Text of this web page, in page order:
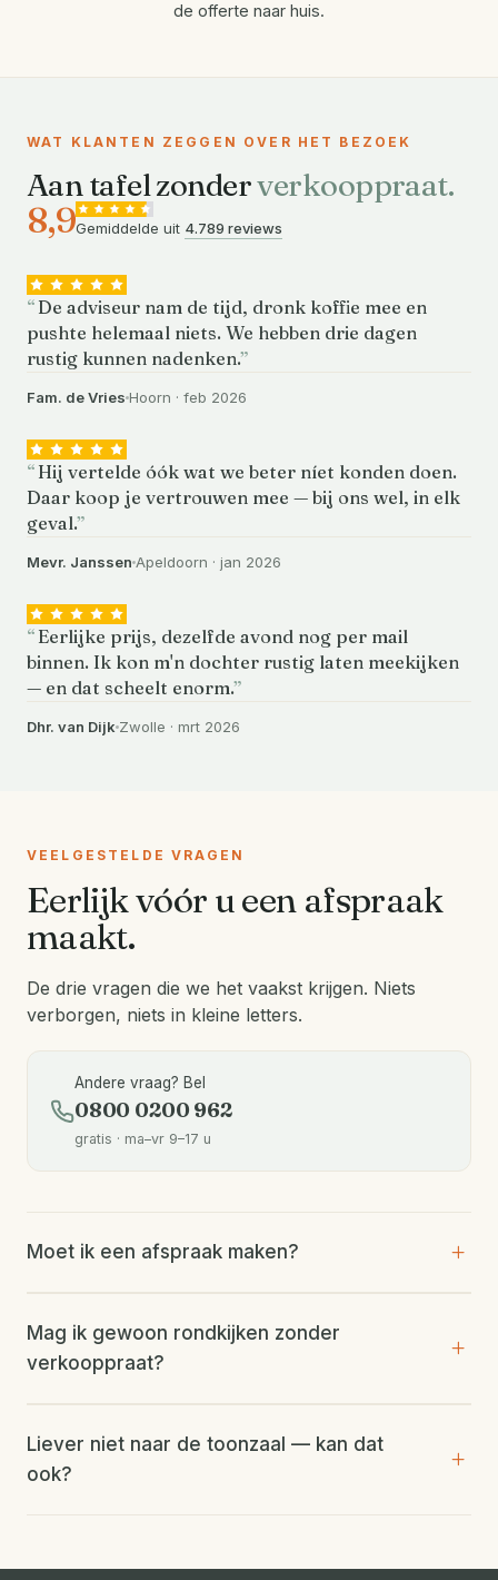
de offerte naar huis.
WAT KLANTEN ZEGGEN OVER HET BEZOEK
Aan tafel zonderverkooppraat.
8,9Gemiddelde uit 4.789 reviews
De adviseur nam de tijd, dronk koffie mee en
pushte helemaal niets. We hebben drie dagen
rustig kunnen nadenken.
Fam. de Vries Hoorn · feb 2026
Hij vertelde óók wat we beter níet konden doen.
Daar koop je vertrouwen mee — bij ons wel, in elk
geval.
Mevr. Janssen Apeldoorn · jan 2026
Eerlijke prijs, dezelfde avond nog per mail
binnen. Ik kon m'n dochter rustig laten meekijken
— en dat scheelt enorm.
Dhr. van Dijk Zwolle · mrt 2026
VEELGESTELDE VRAGEN
Eerlijk vóór u een afspraak
maakt.
De drie vragen die we het vaakst krijgen. Niets
verborgen, niets in kleine letters.
Andere vraag? Bel
0800 0200 962
gratis · ma–vr 9–17 u
Moet ik een afspraak maken?
Mag ik gewoon rondkijken zonder
verkooppraat?
Liever niet naar de toonzaal — kan dat
ook?